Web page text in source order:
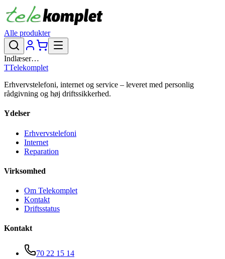
Alle produkter
Indlæser…
TTelekomplet
Erhvervstelefoni, internet og service – leveret med personlig
rådgivning og høj driftssikkerhed.
Ydelser
Erhvervstelefoni
Internet
Reparation
Virksomhed
Om Telekomplet
Kontakt
Driftsstatus
Kontakt
70 22 15 14